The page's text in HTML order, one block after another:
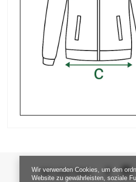
SEI UNS NAH
Wir verwenden Cookies, um den
Website zu gewährleisten, soziale